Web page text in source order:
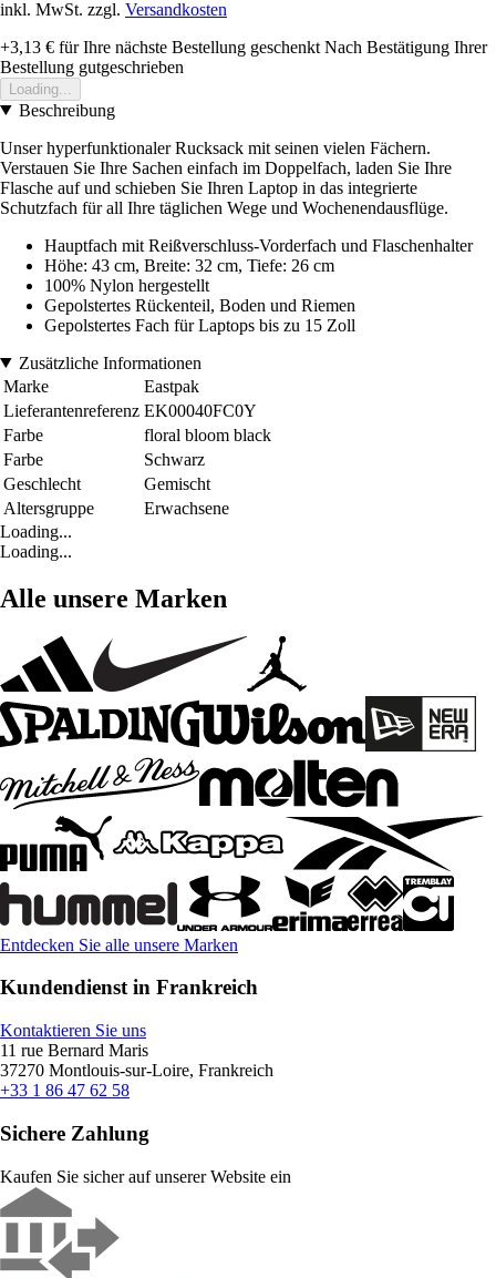
inkl. MwSt. zzgl. Versandkosten
+3,13 € für Ihre nächste Bestellung geschenkt Nach Bestätigung Ihrer
Bestellung gutgeschrieben
Loading...
Beschreibung
Unser hyperfunktionaler Rucksack mit seinen vielen Fächern.
Verstauen Sie Ihre Sachen einfach im Doppelfach, laden Sie Ihre
Flasche auf und schieben Sie Ihren Laptop in das integrierte
Schutzfach für all Ihre täglichen Wege und Wochenendausflüge.
Hauptfach mit Reißverschluss-Vorderfach und Flaschenhalter
Höhe: 43 cm, Breite: 32 cm, Tiefe: 26 cm
100% Nylon hergestellt
Gepolstertes Rückenteil, Boden und Riemen
Gepolstertes Fach für Laptops bis zu 15 Zoll
Zusätzliche Informationen
Marke
Eastpak
Lieferantenreferenz EK00040FC0Y
Farbe
floral bloom black
Farbe
Schwarz
Geschlecht
Gemischt
Altersgruppe
Erwachsene
Loading...
Loading...
Alle unsere Marken
Entdecken Sie alle unsere Marken
Kundendienst in Frankreich
Kontaktieren Sie uns
11 rue Bernard Maris
37270 Montlouis-sur-Loire, Frankreich
+33 1 86 47 62 58
Sichere Zahlung
Kaufen Sie sicher auf unserer Website ein